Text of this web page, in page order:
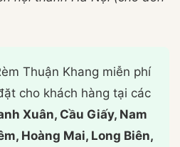
Thuận Khang miễn phí
cho khách hàng tại các
Xuân, Cầu Giấy, Nam
Hoàng Mai, Long Biên,